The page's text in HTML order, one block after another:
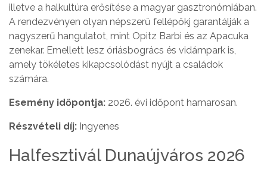
illetve a halkultúra erősítése a magyar gasztronómiában.
A rendezvényen olyan népszerű fellépőkj garantálják a
nagyszerű hangulatot, mint Opitz Barbi és az Apacuka
zenekar. Emellett lesz óriásbogrács és vidámpark is,
amely tökéletes kikapcsolódást nyújt a családok
számára.
Esemény időpontja: 2026. évi időpont hamarosan.
Részvételi díj: Ingyenes
Halfesztivál Dunaújváros 2026